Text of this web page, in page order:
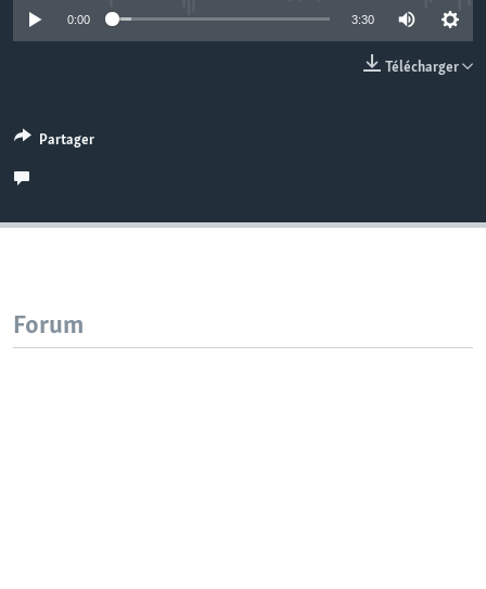
0:00 3:30
Télécharger
Partager
Forum